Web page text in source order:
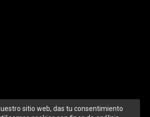
sitio web, das tu consentimiento